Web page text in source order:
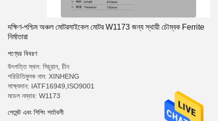
দক্ষিণ-পশ্চিম অঞ্চল মোটরসাইকেল মোটর W1173 জন্য স্থায়ী চৌম্বক Ferrite
নির্মাতারা
পণ্যের বিবরণ
উৎপত্তি স্থল: সিচুয়ান, চীন
পরিচিতিমুলক নাম: XINHENG
সাক্ষ্যদান: IATF16949,ISO9001
মডেল নম্বার: W1173
পেমেন্ট এবং শিপিং শর্তাবলী